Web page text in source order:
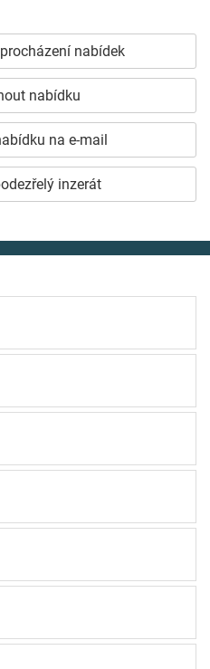
nabídek
nabídku
na e-mail
inzerát